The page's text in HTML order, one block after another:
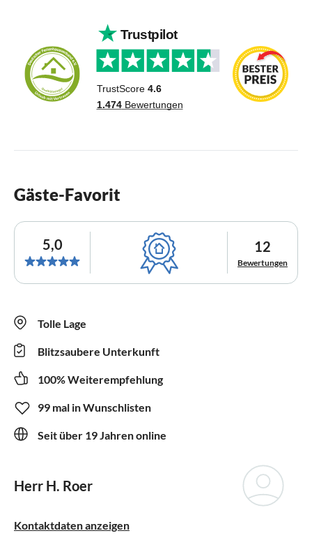
Gäste-Favorit
5,0 12
Bewertungen
Tolle Lage
Blitzsaubere Unterkunft
100% Weiterempfehlung
99 mal in Wunschlisten
Seit über 19 Jahren online
Herr H. Roer
Kontaktdaten anzeigen